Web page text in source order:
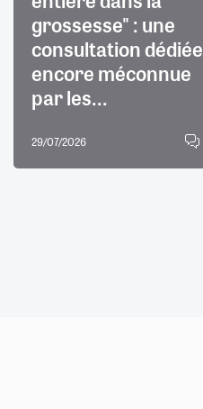
grossesse" : une
consultation dédiée
encore méconnue
par les...
29/07/2026